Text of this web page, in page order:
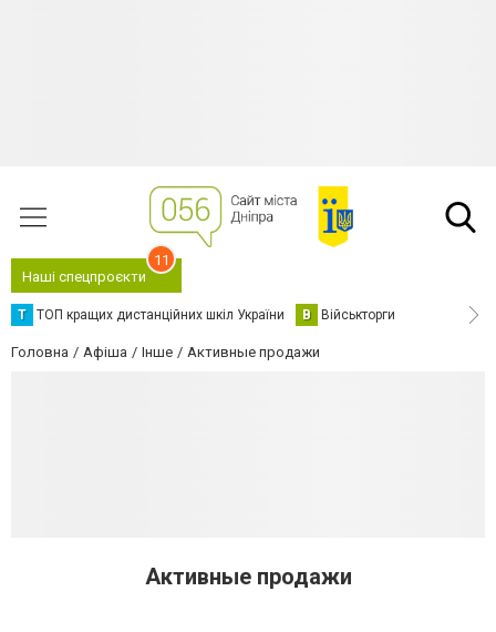
Наші спецпроєкти
11
Т ТОП кращих дистанційних шкіл України В Військторги
Головна Афіша Інше Активные продажи
Активные продажи